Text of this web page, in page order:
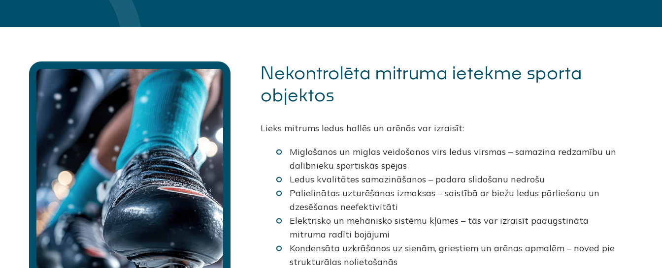
Nekontrolēta mitruma ietekme sporta
objektos
Lieks mitrums ledus hallēs un arēnās var izraisīt:
Miglošanos un miglas veidošanos virs ledus virsmas – samazina redzamību un
dalībnieku sportiskās spējas
Ledus kvalitātes samazināšanos – padara slidošanu nedrošu
Palielinātas uzturēšanas izmaksas – saistībā ar biežu ledus pārliešanu un
dzesēšanas neefektivitāti
Elektrisko un mehānisko sistēmu kļūmes – tās var izraisīt paaugstināta
mitruma radīti bojājumi
Kondensāta uzkrāšanos uz sienām, griestiem un arēnas apmalēm – noved pie
strukturālas nolietošanās